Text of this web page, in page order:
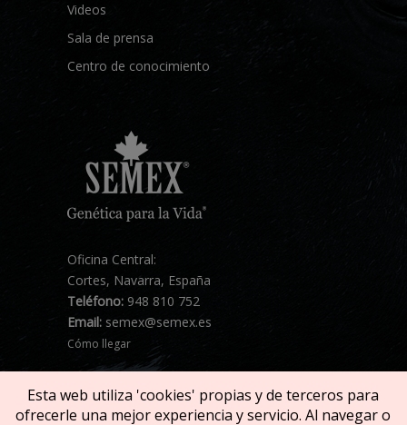
Videos
Sala de prensa
Centro de conocimiento
Oficina Central:
Cortes, Navarra, España
Teléfono: 948 810 752
Email: semex@semex.es
Cómo llegar
Esta web utiliza 'cookies' propias y de terceros para
ofrecerle una mejor experiencia y servicio. Al navegar o